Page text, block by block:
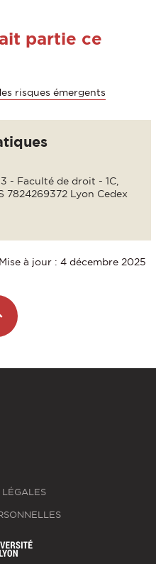
partie ce
risques émergents
- Faculté de droit - 1C,
7824269372 Lyon Cedex
Mise à jour : 4 décembre 2025
LÉGALES